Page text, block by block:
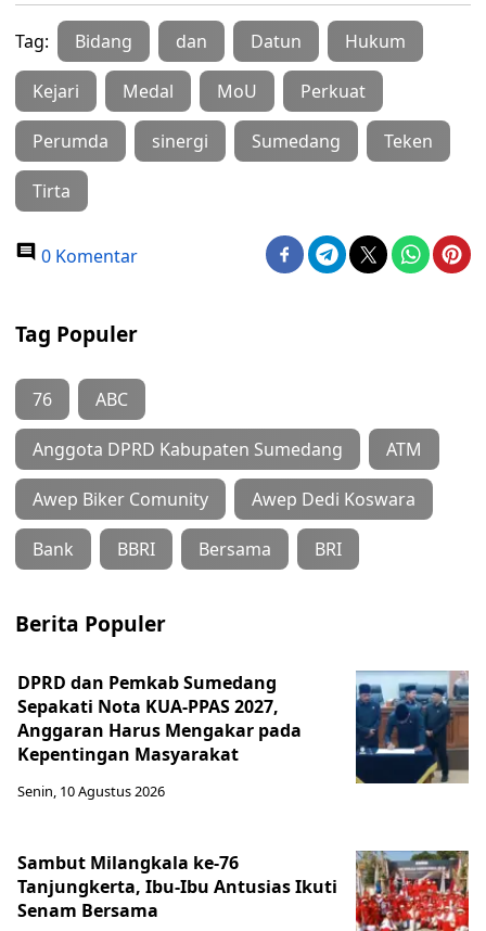
Tag: Bidang dan Datun Hukum
Kejari Medal MoU Perkuat
Perumda sinergi Sumedang Teken
Tirta
0 Komentar
Tag Populer
76 ABC
Anggota DPRD Kabupaten Sumedang ATM
Awep Biker Comunity Awep Dedi Koswara
Bank BBRI Bersama BRI
Berita Populer
DPRD dan Pemkab Sumedang
Sepakati Nota KUA-PPAS 2027,
Anggaran Harus Mengakar pada
Kepentingan Masyarakat
Senin, 10 Agustus 2026
Sambut Milangkala ke-76
Tanjungkerta, Ibu-Ibu Antusias Ikuti
Senam Bersama